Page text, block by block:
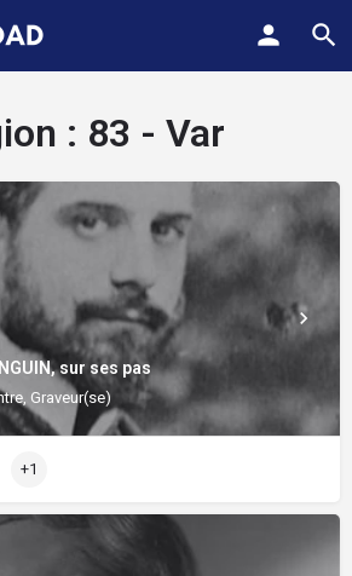
: 83 - Var
sur ses pas
Graveur(se)
+1